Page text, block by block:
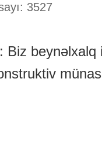
3527
beynəlxalq